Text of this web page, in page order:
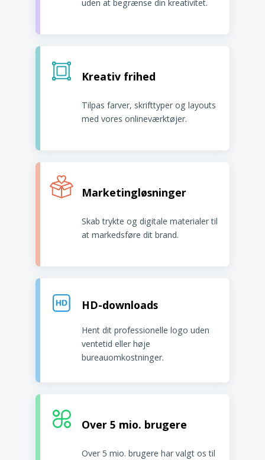
uden at begrænse din kreativitet.
Kreativ frihed
Tilpas farver, skrifttyper og layouts
med vores onlineværktøjer.
Marketingløsninger
Skab trykte og digitale materialer til
at markedsføre dit brand.
HD-downloads
Hent dit professionelle logo uden
ventetid eller høje
bureauomkostninger.
Over 5 mio. brugere
Over 5 mio. brugere har valgt os til